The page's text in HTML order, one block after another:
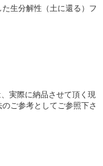
施設／アトリエです。
とで活躍し、誰もが嬉々
ションにより、海外の
プを持った人たちの仕事
紹介〜
く。彼女らしい優しい色
の人気作家。
生分解性（土に還る）フ
実際に納品させて頂く現
ご参考としてご参照下さ
日に出荷をいたします。